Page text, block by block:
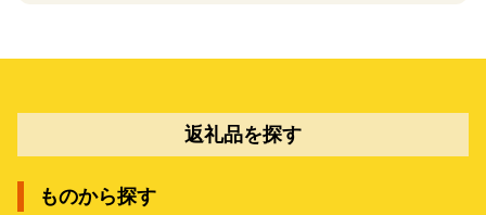
返礼品を探す
ものから探す